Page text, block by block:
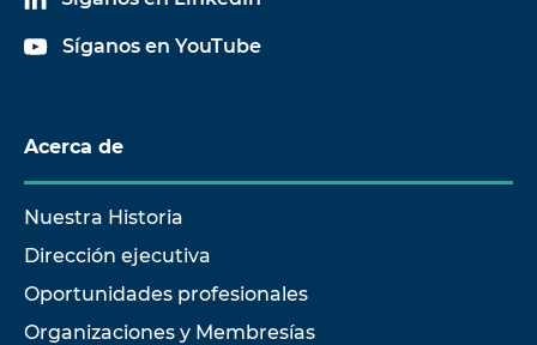
Síganos en YouTube
Acerca de
Nuestra Historia
Dirección ejecutiva
Oportunidades profesionales
Organizaciones y Membresías